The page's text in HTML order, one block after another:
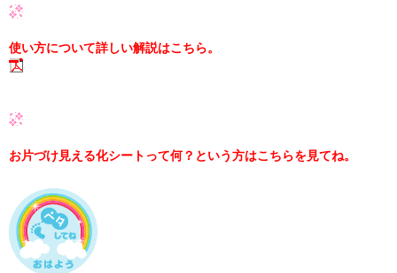
使い方について詳しい解説はこちら。
お片づけ見える化シートって何？という方はこちらを見てね。